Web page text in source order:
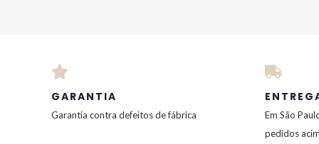
GARANTIA
Garantia contra defeitos de fábrica
Em São
pedidos